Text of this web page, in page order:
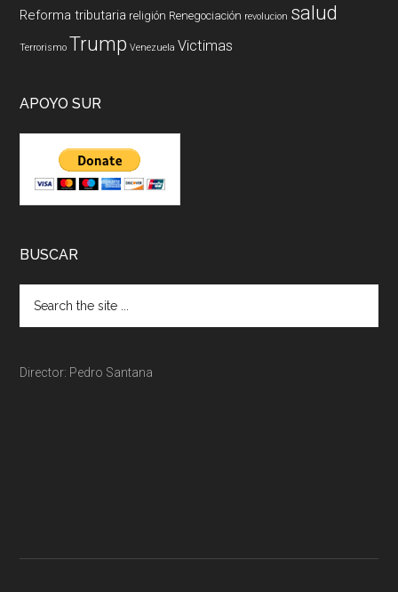
Reforma tributaria religión Renegociación revolucion salud
Terrorismo Trump Venezuela Victimas
APOYO SUR
BUSCAR
Director: Pedro Santana